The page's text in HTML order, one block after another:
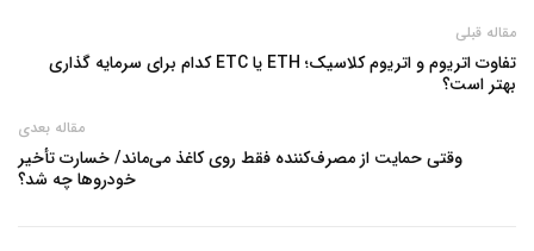
مقاله قبلی
تفاوت اتریوم و اتریوم کلاسیک؛ ETH یا ETC کدام برای سرمایه گذاری
بهتر است؟
مقاله بعدی
وقتی حمایت از مصرف‌کننده فقط روی کاغذ می‌ماند/ خسارت تأخیر
خودروها چه شد؟